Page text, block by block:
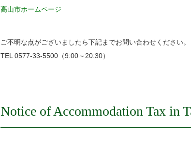
高山市ホームページ
ご不明な点がございましたら下記までお問い合わせください。
TEL 0577-33-5500（9:00～20:30）
Notice of Accommodation Tax in